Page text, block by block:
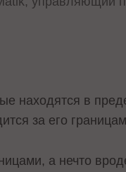
находятся в
за его
а нечто